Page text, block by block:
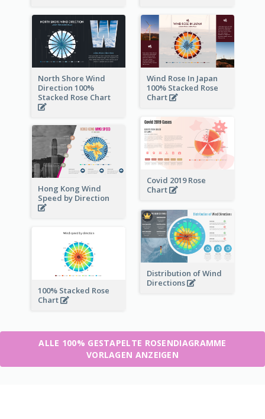
North Shore Wind
Direction 100%
Stacked Rose Chart
Wind Rose In Japan
100% Stacked Rose
Chart
Covid 2019 Rose
Chart
Hong Kong Wind
Speed by Direction
Distribution of Wind
Directions
100% Stacked Rose
Chart
ALLE 100% GESTAPELTE ROSENDIAGRAMME
VORLAGEN ANZEIGEN